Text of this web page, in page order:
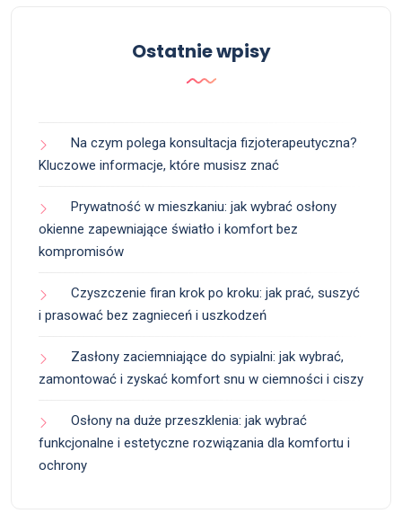
Ostatnie wpisy
Na czym polega konsultacja fizjoterapeutyczna?
Kluczowe informacje, które musisz znać
Prywatność w mieszkaniu: jak wybrać osłony
okienne zapewniające światło i komfort bez
kompromisów
Czyszczenie firan krok po kroku: jak prać, suszyć
i prasować bez zagnieceń i uszkodzeń
Zasłony zaciemniające do sypialni: jak wybrać,
zamontować i zyskać komfort snu w ciemności i ciszy
Osłony na duże przeszklenia: jak wybrać
funkcjonalne i estetyczne rozwiązania dla komfortu i
ochrony